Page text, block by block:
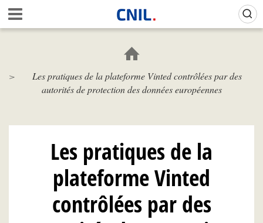
Aller
au
contenu
c
i
l
N
L
Les pratiques de la plateforme Vinted contrôlées par des
autorités de protection des données européennes
Les pratiques de la
plateforme Vinted
contrôlées par des
Gestion de vos préférences sur les cookies (témoins de connexion)